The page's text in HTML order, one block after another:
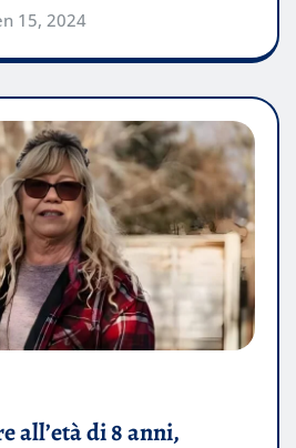
15, 2024
all’età di 8 anni,